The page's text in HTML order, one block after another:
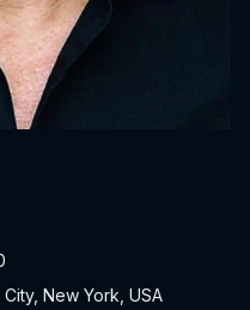
New York, USA